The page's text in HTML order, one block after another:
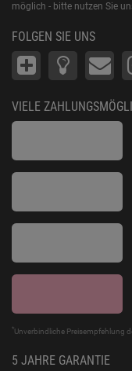
möglich - bitte nutzen Sie
FOLGEN SIE UNS
VIELE
*Unverbindliche Preisempfehlung
5 JAHRE GARANTIE